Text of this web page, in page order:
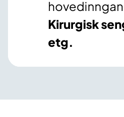
Kirurgisk
etg.